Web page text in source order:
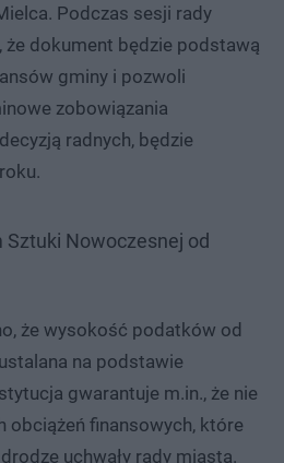
Podczas sesji rady
że dokument będzie podstawą
gminy i pozwoli
zobowiązania
radnych, będzie
Nowoczesnej od
że wysokość podatków od
na podstawie
gwarantuje m.in., że nie
obciążeń finansowych, które
uchwały rady miasta.